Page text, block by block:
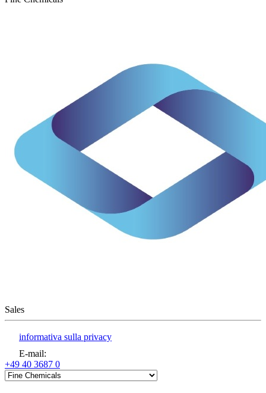
Sales
informativa sulla privacy
E-mail:
+49 40 3687 0